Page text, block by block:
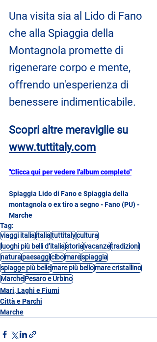
Una visita sia al Lido di Fano
che alla Spiaggia della
Montagnola promette di
rigenerare corpo e mente,
offrendo un'esperienza di
benessere indimenticabile.
Scopri altre meraviglie su
www.tuttitaly.com
"Clicca qui per vedere l'album completo"
Spiaggia Lido di Fano e Spiaggia della
montagnola o ex tiro a segno - Fano (PU) -
Marche
Tag:
viaggi italiaitaliatuttitalycultura
luoghi più belli d’italiastoriavacanzetradizioni
naturapaesaggicibomarespiaggia
spiagge più bellemare più bellomare cristallino
MarchePesaro e Urbino
Mari, Laghi e Fiumi
Città e Parchi
Marche